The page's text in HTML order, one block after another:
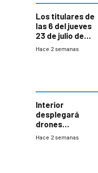
gobierno
Los titulares de
las 6 del jueves
23 de julio de
2026
Hace 2 semanas
Interior
desplegará
drones
autónomos para
Hace 2 semanas